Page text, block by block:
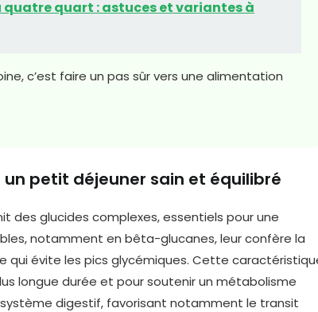
quart : astuces et variantes à
c’est faire un pas sûr vers une alimentation
un petit déjeuner sain et équilibré
des glucides complexes, essentiels pour une
notamment en bêta-glucanes, leur confère la
qui évite les pics glycémiques. Cette
longue durée et pour soutenir un métabolisme
digestif, favorisant notamment le transit